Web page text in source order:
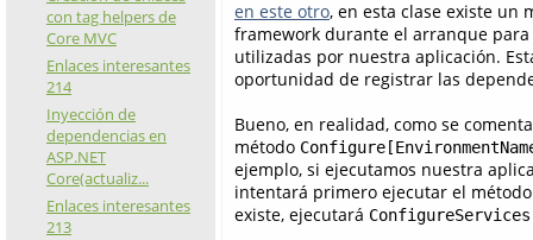
con tag helpers de
Core MVC
Enlaces interesantes
214
Inyección de
dependencias en
ASP.NET
Core(actualiz...
Enlaces interesantes
213
en este otro, en esta clase existe un
framework durante el arranque
utilizadas por nuestra aplicación.
oportunidad de registrar las
Bueno, en realidad, como se
método
ejemplo, si ejecutamos nuestra
intentará primero ejecutar el
existe, ejecutará